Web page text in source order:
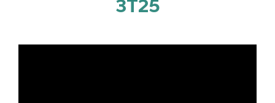
3T25